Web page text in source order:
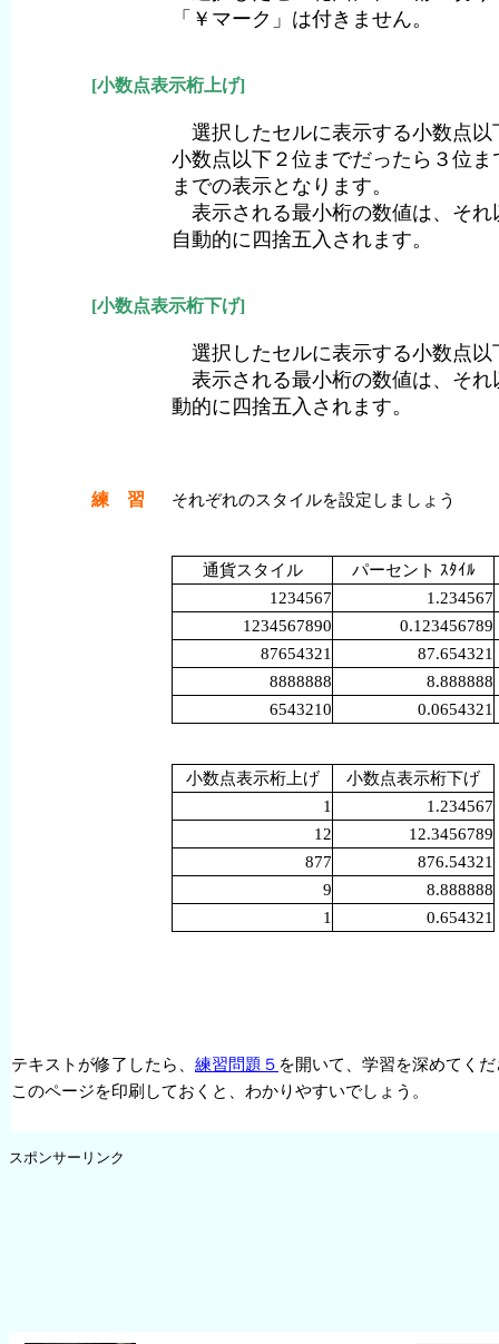
「￥マーク」は付きません。
[小数点表示桁上げ]
選択したセルに表示する小数点以
小数点以下 ２ 位 までだったら３ 位 ま
までの表示となります。
表示される最小桁の数値は、それ
自動的に 四捨五入 されます。
[小数点表示桁下げ]
選択したセルに表示する小数点以
表示される最小桁の数値は、それ
動的に四捨五入されます。
練 習 それぞれのスタイルを設定 しましょう
通貨スタイル
パーセント ｽﾀｲﾙ
1234567
1.234567
1234567890
0.123456789
87654321
87.654321
8888888
8.888888
6543210
0.0654321
小数点表示桁上げ
小数点表示桁下げ
1
1.234567
12
12.3456789
877
876.54321
9
8.888888
1
0.654321
テキストが修了したら、 練習問題５ を開いて、学習を深めてく
このページを印刷しておくと、わかりやすいでしょう。
スポンサーリンク